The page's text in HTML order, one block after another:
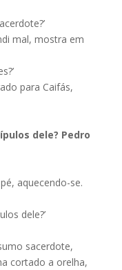
mal, mostra em
para Caifás,
dele? Pedro
aquecendo-se.
dele?’
sacerdote,
cortado a orelha,